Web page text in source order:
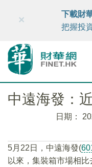
財華智庫網
×
下載財
把握投
中遠海發：
日期：
5月22日，中遠海發(
以來，集裝箱市場相